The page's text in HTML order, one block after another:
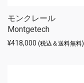
モンクレール
Montgetech
¥418,000 (税込＆送料無料)